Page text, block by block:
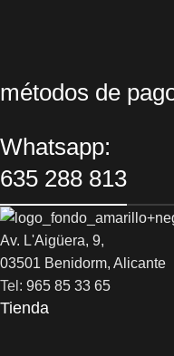
métodos de
Whatsapp:
635 288 813
Av. L'Aigüera, 9,
03501 Benidorm, Alicante
Tel: 965 85 33 65
Tienda